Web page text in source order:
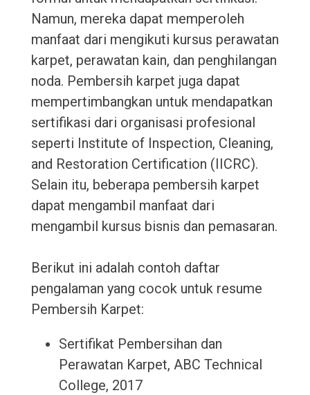
Namun, mereka dapat memperoleh
manfaat dari mengikuti kursus perawatan
karpet, perawatan kain, dan penghilangan
noda. Pembersih karpet juga dapat
mempertimbangkan untuk mendapatkan
sertifikasi dari organisasi profesional
seperti Institute of Inspection, Cleaning,
and Restoration Certification (IICRC).
Selain itu, beberapa pembersih karpet
dapat mengambil manfaat dari
mengambil kursus bisnis dan pemasaran.
Berikut ini adalah contoh daftar
pengalaman yang cocok untuk resume
Pembersih Karpet:
Sertifikat Pembersihan dan
Perawatan Karpet, ABC Technical
College, 2017